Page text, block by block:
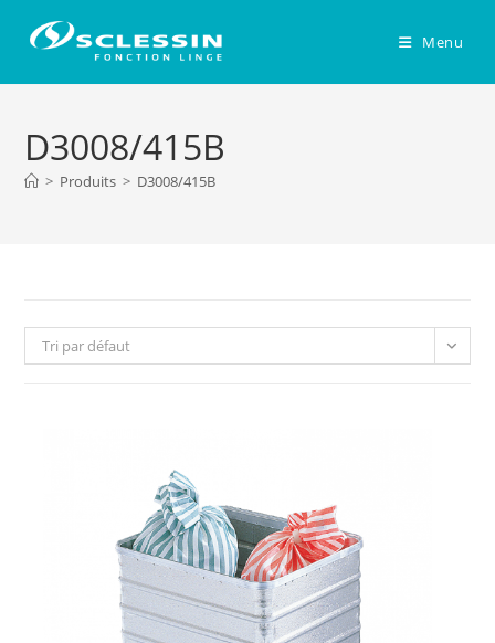
Menu
D3008/415B
> Produits > D3008/415B
Tri par défaut